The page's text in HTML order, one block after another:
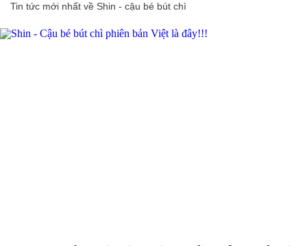
Tin tức mới nhất về Shin - cậu bé bút chì